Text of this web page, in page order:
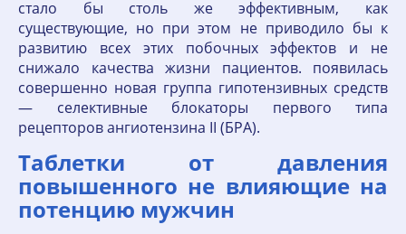
стало бы столь же эффективным, как
существующие, но при этом не приводило бы к
развитию всех этих побочных эффектов и не
снижало качества жизни пациентов. появилась
совершенно новая группа гипотензивных средств
— селективные блокаторы первого типа
рецепторов ангиотензина II (БРА).
Таблетки от давления
повышенного не влияющие на
потенцию мужчин